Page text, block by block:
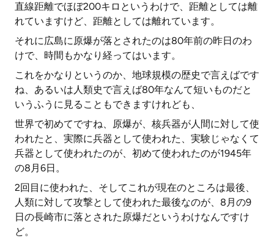
直線距離でほぼ200キロというわけで、距離としては離
れていますけど、距離としては離れています。
それに広島に原爆が落とされたのは80年前の昨日のわ
けで、時間もかなり経ってはいます。
これをかなりというのか、地球規模の歴史で言えばです
ね、あるいは人類史で言えば80年なんて短いものだと
いうふうに見ることもできますけれども、
世界で初めてですね、原爆が、核兵器が人間に対して使
われたと、実際に兵器として使われた、実験じゃなくて
兵器として使われたのが、初めて使われたのが1945年
の8月6日。
2回目に使われた、そしてこれが現在のところは最後、
人類に対して攻撃として使われた最後なのが、8月の9
日の長崎市に落とされた原爆だというわけなんですけ
ど。